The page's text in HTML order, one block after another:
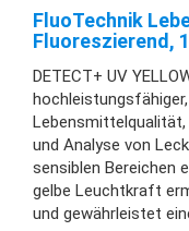
FluoTechnik
Fluoreszierend,
DETECT+ UV
und Analyse von
sensiblen Bereichen
gelbe Leuchtkraft
und gewährleistet